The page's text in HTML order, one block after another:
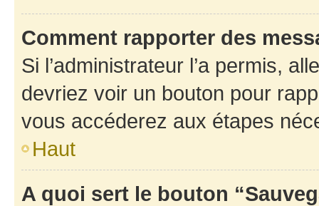
Comment rapporter des
Si l’administrateur l’a permis,
devriez voir un bouton pour
vous accéderez aux étapes
Haut
A quoi sert le bouton